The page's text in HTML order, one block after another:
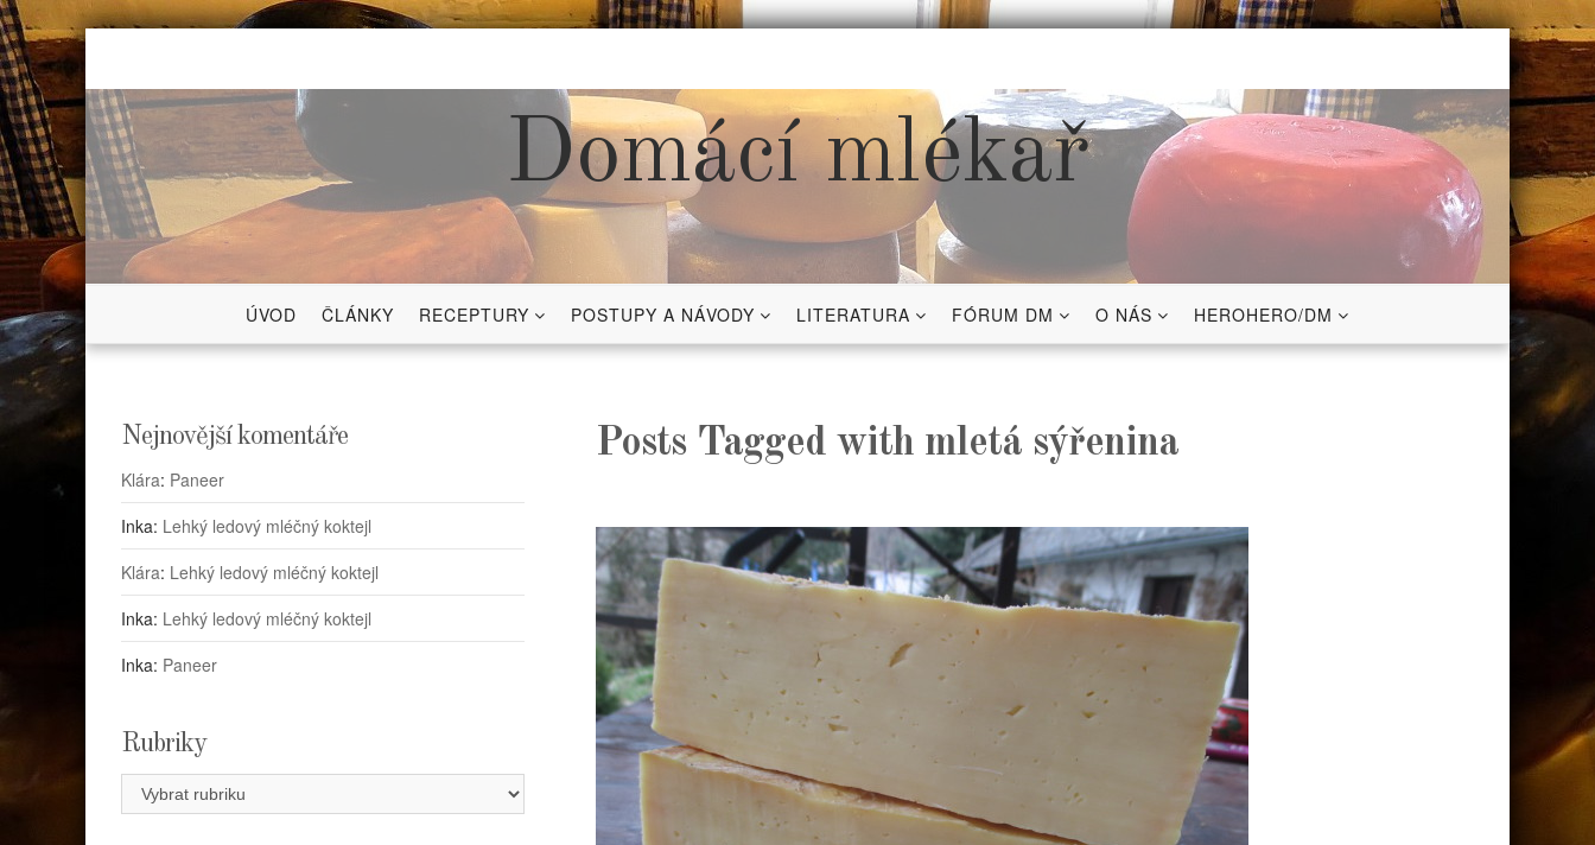
Skip
content
Domácí mlékař
ÚVOD ČLÁNKY RECEPTURY POSTUPY A NÁVODY LITERATURA FÓRUM DM O NÁS HEROHERO/DM
Posts Tagged with mletá sýřenina
Nejnovější komentáře
Klára: Paneer
Inka: Lehký ledový mléčný koktejl
Klára: Lehký ledový mléčný koktejl
Inka: Lehký ledový mléčný koktejl
Inka: Paneer
Rubriky
Rubriky